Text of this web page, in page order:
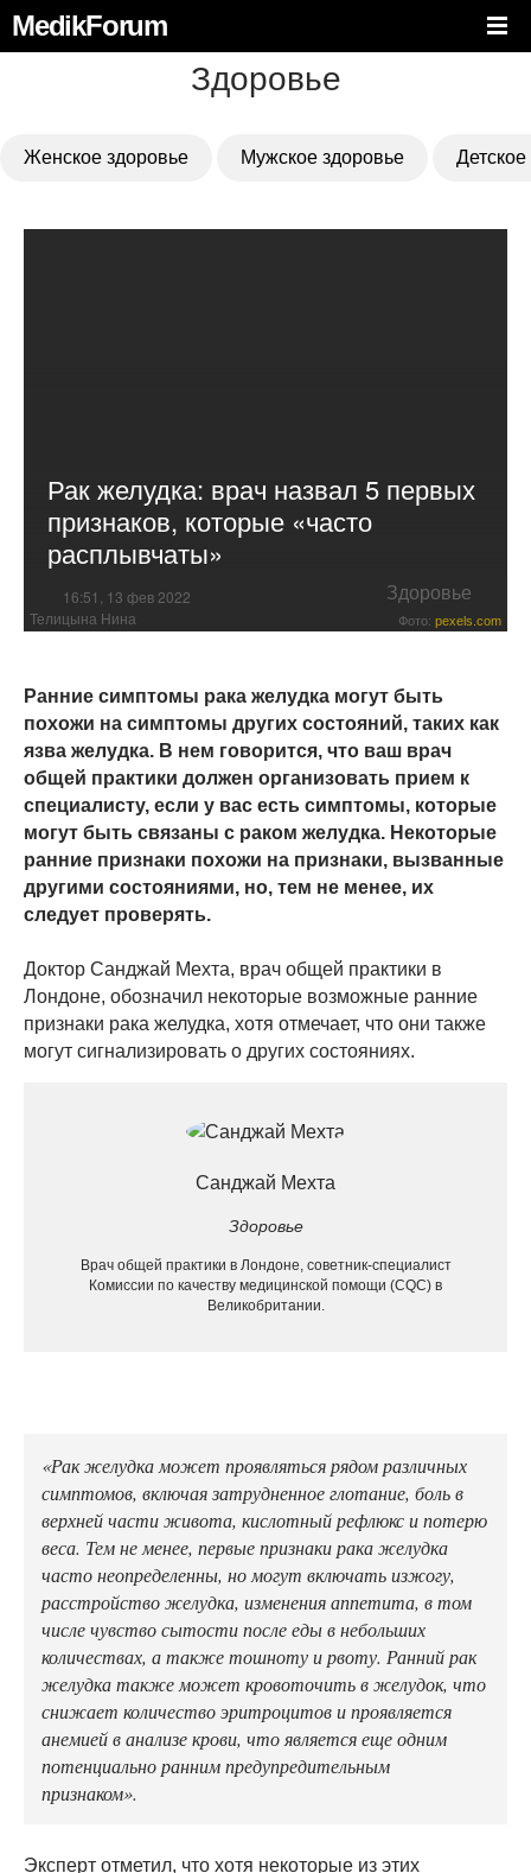
MedikForum
Здоровье
Женское здоровье Мужское здоровье
Рак желудка: врач назвал 5 первых
признаков, которые «часто
расплывчаты»
16:51, 13 фев 2022 Здоровье
Телицына Нина Фото: pexels.com
Ранние симптомы рака желудка могут быть
похожи на симптомы других состояний, таких как
язва желудка. В нем говорится, что ваш врач
общей практики должен организовать прием к
специалисту, если у вас есть симптомы, которые
могут быть связаны с раком желудка. Некоторые
ранние признаки похожи на признаки, вызванные
другими состояниями, но, тем не менее, их
следует проверять.
Доктор Санджай Мехта, врач общей практики в
Лондоне, обозначил некоторые возможные ранние
признаки рака желудка, хотя отмечает, что они также
могут сигнализировать о других состояниях.
Санджай Мехта
Здоровье
Врач общей практики в Лондоне, советник-специалист
Комиссии по качеству медицинской помощи (CQC) в
Великобритании.
«Рак желудка может проявляться рядом различных
симптомов, включая затрудненное глотание, боль в
верхней части живота, кислотный рефлюкс и потерю
веса. Тем не менее, первые признаки рака желудка
часто неопределенны, но могут включать изжогу,
расстройство желудка, изменения аппетита, в том
числе чувство сытости после еды в небольших
количествах, а также тошноту и рвоту. Ранний рак
желудка также может кровоточить в желудок, что
снижает количество эритроцитов и проявляется
анемией в анализе крови, что является еще одним
потенциально ранним предупредительным
признаком».
Эксперт отметил, что хотя некоторые из этих